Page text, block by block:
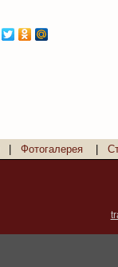
Фотогалерея